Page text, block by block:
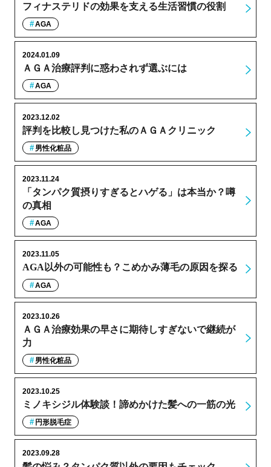
フィナステリドの効果を支える生活習慣の役割
AGA
ＡＧＡ治療評判に惑わされず選ぶには
2024.01.09
AGA
評判を比較し見つけた私のＡＧＡクリニック
2023.12.02
男性化粧品
「タンパク質摂りすぎるとハゲる」は本当か？噂
の真相
2023.11.24
AGA
AGA以外の可能性も？こめかみ薄毛の原因を探る
2023.11.05
AGA
ＡＧＡ治療効果の早さに期待しすぎないで継続が
力
2023.10.26
男性化粧品
ミノキシジル体験談！諦めかけた髪への一筋の光
2023.10.25
円形脱毛症
2023.09.28